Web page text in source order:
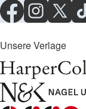
Unsere Verlage